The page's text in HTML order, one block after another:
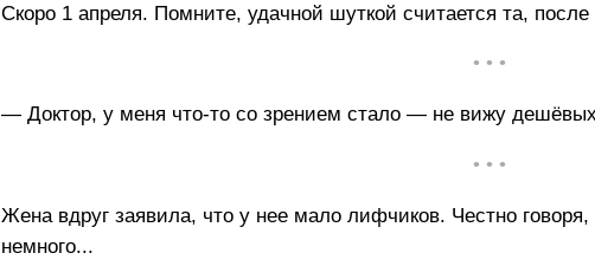
Скоро 1 апреля. Помните, удачной шуткой считается та, после
• • •
— Доктор, у меня что-то со зрением стало — не вижу дешёвых
• • •
Жена вдруг заявила, что у нее мало лифчиков. Честно
немного...